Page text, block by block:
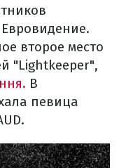
второе место
"Lightkeeper",
В
певица